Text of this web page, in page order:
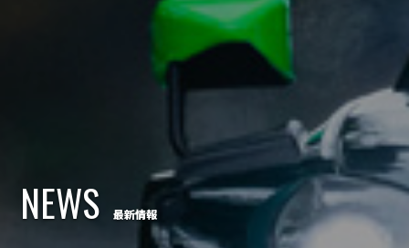
NEWS 最新情報